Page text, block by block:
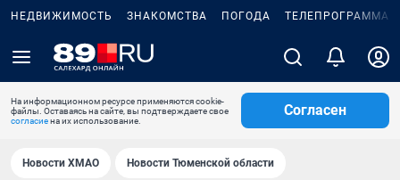
НЕДВИЖИМОСТЬ ЗНАКОМСТВА ПОГОДА ТЕЛЕПРОГРАММА
На информационном ресурсе применяются cookie-
файлы. Оставаясь на сайте, вы подтверждаете свое
согласиена их использование.
Согласен
Новости ХМАО Новости Тюменской области